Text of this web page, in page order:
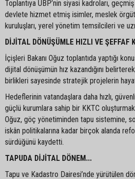
Toplantıya UBP’nin siyasi kadroları,
devlete hizmet etmiş isimler, meslek
kuruluşları, yerel yönetim temsilcileri ve
DİJİTAL DÖNÜŞÜMLE HIZLI VE ŞEFFAF
İçişleri Bakanı Oğuz toplantıda yaptığı
dijital dönüşümün hız kazandığını
birlikleri sayesinde stratejik projelerin
Hedeflerinin vatandaşlara daha hızlı,
güçlü kurumlara sahip bir KKTC
Oğuz, göç yönetiminden tapu sistemine,
iskân politikalarına kadar birçok alanda
sürdüğünü kaydetti.
TAPUDA DİJİTAL DÖNEM...
Tapu ve Kadastro Dairesi’nde yürütülen